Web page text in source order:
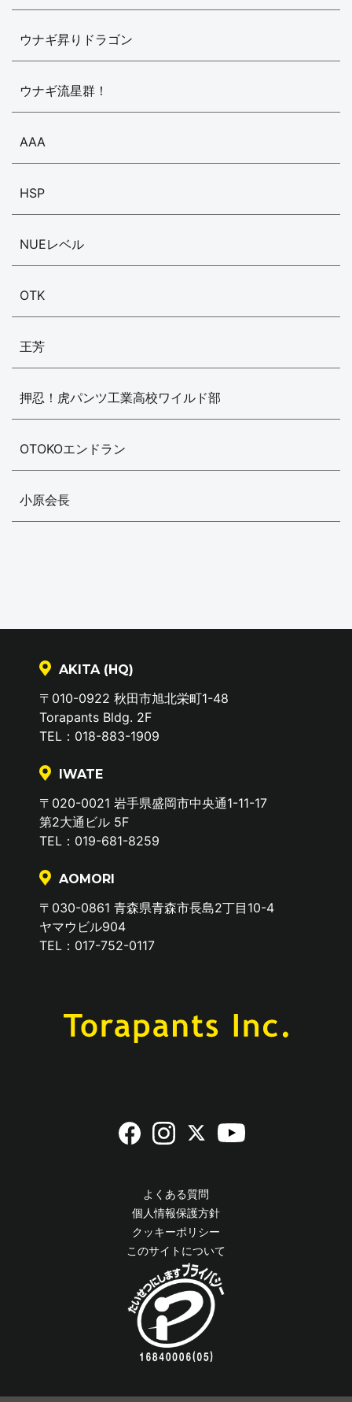
ウナギ昇りドラゴン
ウナギ流星群！
AAA
HSP
NUEレベル
OTK
王芳
押忍！虎パンツ工業高校ワイルド部
OTOKOエンドラン
小原会長
AKITA (HQ)
〒010-0922 秋田市旭北栄町1-48
Torapants Bldg. 2F
TEL：018-883-1909
IWATE
〒020-0021 岩手県盛岡市中央通1-11-17
第2大通ビル 5F
TEL：019-681-8259
AOMORI
〒030-0861 青森県青森市長島2丁目10-4
ヤマウビル904
TEL：017-752-0117
よくある質問
個人情報保護方針
クッキーポリシー
このサイトについて